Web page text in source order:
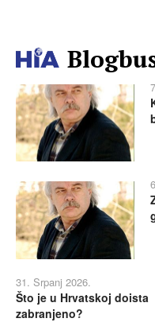
31. Srpanj 2026.
Što je u Hrvatskoj doista
zabranjeno?